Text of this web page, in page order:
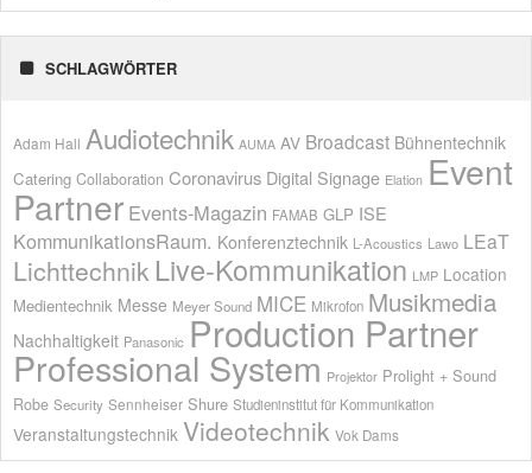
SCHLAGWÖRTER
Adam Hall Audiotechnik AUMA AV Broadcast Bühnentechnik
Catering Collaboration Coronavirus Digital Signage Elation Event
Partner Events-Magazin FAMAB GLP ISE
KommunikationsRaum. Konferenztechnik L-Acoustics Lawo LEaT
Lichttechnik Live-Kommunikation LMP Location
Medientechnik Messe Meyer Sound MICE Mikrofon Musikmedia
Nachhaltigkeit Panasonic Production Partner
Professional System Projektor Prolight + Sound
Robe Security Sennheiser Shure Studieninstitut für Kommunikation
Veranstaltungstechnik Videotechnik Vok Dams